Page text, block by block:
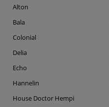
Alton
Bala
Colonial
Delia
Echo
Hannelin
House Doctor Hempi